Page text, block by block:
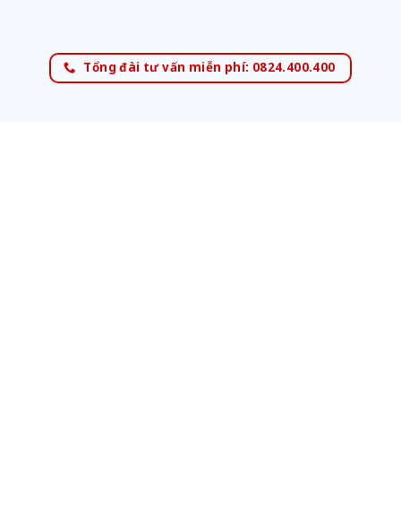
Tổng đài tư vấn miễn phí: 0824.400.400